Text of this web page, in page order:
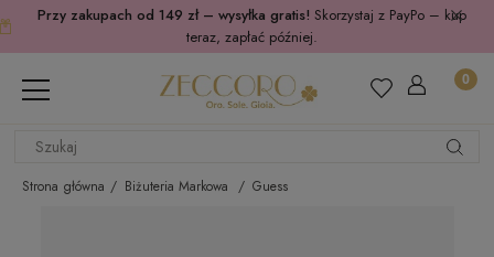
Przy zakupach od 149 zł – wysyłka gratis! Skorzystaj z PayPo – kup
teraz, zapłać później.
Strona główna Biżuteria Markowa Guess